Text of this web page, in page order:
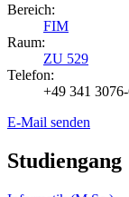
Bereich:
FIM
Raum:
ZU 529
Telefon:
+49 341
E-Mail senden
Studiengang